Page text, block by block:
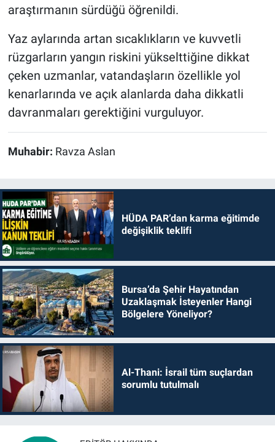
araştırmanın sürdüğü öğrenildi.
Yaz aylarında artan sıcaklıkların ve kuvvetli
rüzgarların yangın riskini yükselttiğine dikkat
çeken uzmanlar, vatandaşların özellikle yol
kenarlarında ve açık alanlarda daha dikkatli
davranmaları gerektiğini vurguluyor.
Muhabir: Ravza Aslan
HÜDA PAR’dan karma eğitimde
değişiklik teklifi
Bursa’da Şehir Hayatından
Uzaklaşmak İsteyenler Hangi
Bölgelere Yöneliyor?
Al-Thani: İsrail tüm suçlardan
sorumlu tutulmalı